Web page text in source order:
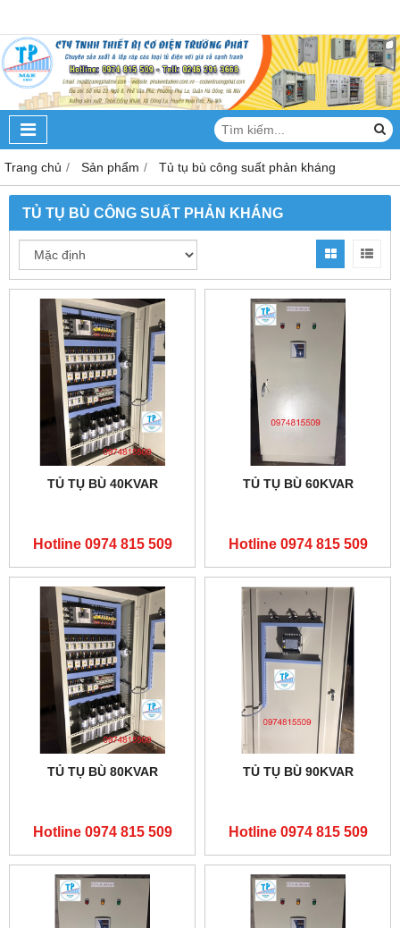
Trang chủ Sản phẩm Tủ tụ bù công suất phản kháng
TỦ TỤ BÙ CÔNG SUẤT PHẢN KHÁNG
TỦ TỤ BÙ 40KVAR
Hotline 0974 815 509
TỦ TỤ BÙ 60KVAR
Hotline 0974 815 509
TỦ TỤ BÙ 80KVAR
Hotline 0974 815 509
TỦ TỤ BÙ 90KVAR
Hotline 0974 815 509